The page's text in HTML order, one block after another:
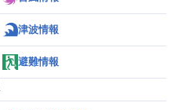
津波情報
避難情報